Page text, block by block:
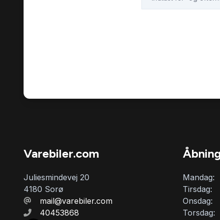
Varebiler.com
Juliesmindevej 20
4180 Sorø
mail@varebiler.com
40453868
Mandag:
Tirsdag:
Onsdag:
Torsdag: